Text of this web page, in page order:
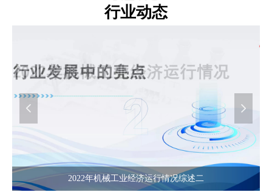
2022年机械工业经济运行情况综述二
넳 넲
行业动态